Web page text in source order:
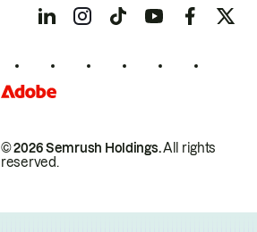
© 2026 Semrush Holdings.All rights
reserved.